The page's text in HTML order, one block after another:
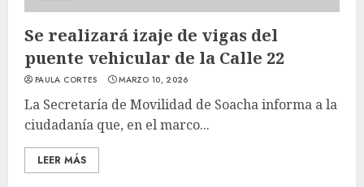
Se realizará izaje de vigas del
puente vehicular de la Calle 22
PAULA CORTES MARZO 10, 2026
La Secretaría de Movilidad de Soacha informa a la
ciudadanía que, en el marco...
LEER MÁS